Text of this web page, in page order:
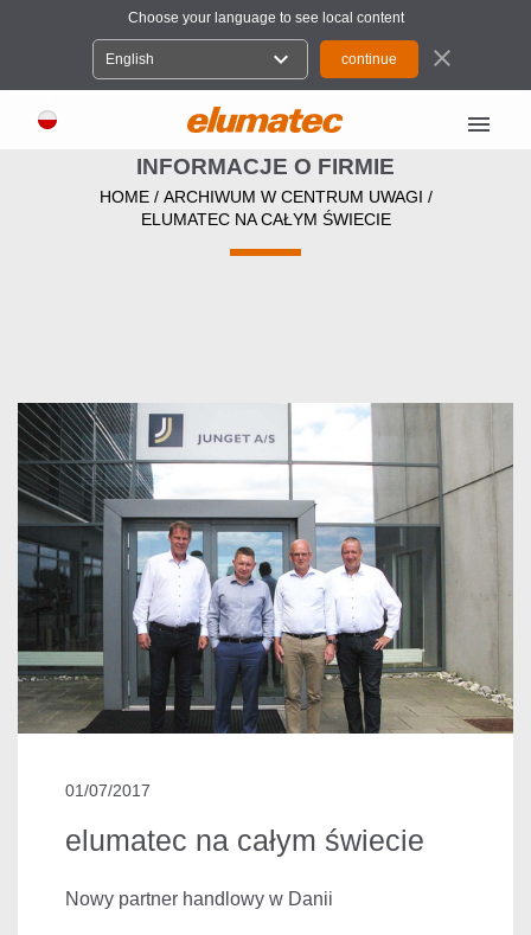
Choose your language to see local content
English expand_more close
menu
INFORMACJE O FIRMIE
HOME/ ARCHIWUM W CENTRUM UWAGI /
ELUMATEC NA CAŁYM ŚWIECIE
01/07/2017
elumatec na całym świecie
Nowy partner handlowy w Danii